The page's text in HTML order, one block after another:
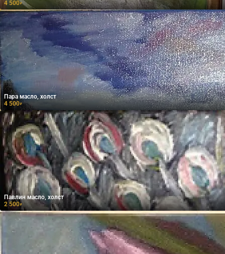
4 500₽
Пара масло, холст
4 500₽
Павлин масло, холст
2 500₽